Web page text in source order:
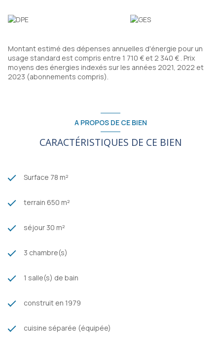
Montant estimé des dépenses annuelles d'énergie pour un
usage standard est compris entre 1 710 € et 2 340 € . Prix
moyens des énergies indexés sur les années 2021, 2022 et
2023 (abonnements compris).
A PROPOS DE CE BIEN
CARACTÉRISTIQUES DE CE BIEN
Surface 78 m²
terrain 650 m²
séjour 30 m²
3 chambre(s)
1 salle(s) de bain
construit en 1979
cuisine séparée (équipée)